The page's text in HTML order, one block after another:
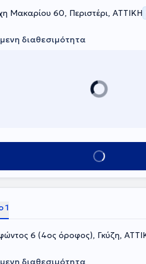
Μακαρίου 60, Περιστέρι, ΑΤΤΙΚΗ
διαθεσιμότητα
Κλείσε ραντεβού
1
6 (4ος όροφος), Γκύζη,
διαθεσιμότητα